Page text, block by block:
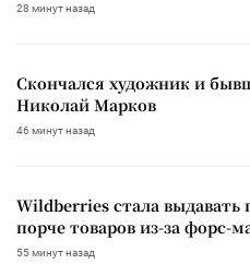
28 минут назад
Скончался художник и
Николай Марков
46 минут назад
Wildberries стала выдавать
порче товаров из-за форс-
55 минут назад